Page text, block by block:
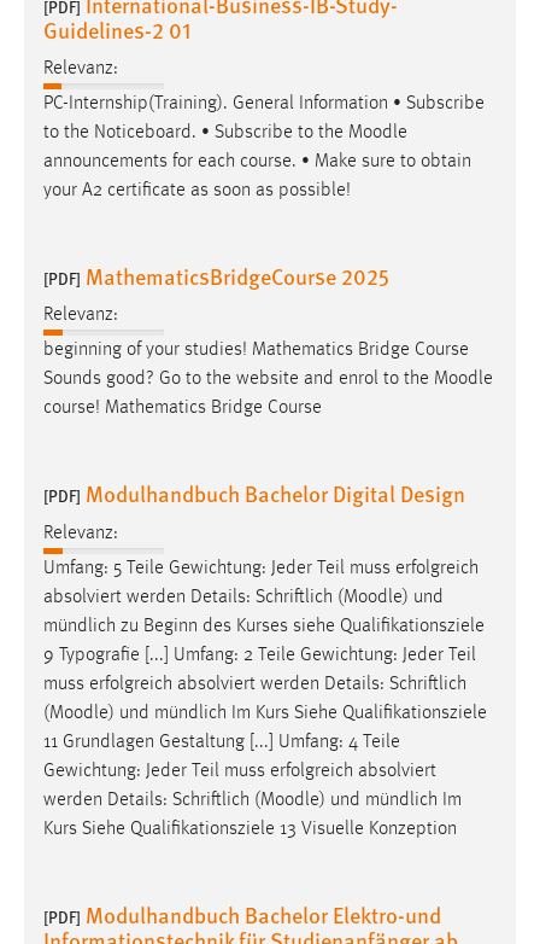
[PDF]
Guidelines-2 01
Relevanz:
PC-Internship(Training). General Information • Subscribe
to the Noticeboard. • Subscribe to the Moodle
announcements for each course. • Make sure to obtain
your A2 certificate as soon as possible!
[PDF] MathematicsBridgeCourse 2025
Relevanz:
beginning of your studies! Mathematics Bridge Course
Sounds good? Go to the website and enrol to the Moodle
course! Mathematics Bridge Course
[PDF] Modulhandbuch Bachelor Digital Design
Relevanz:
Umfang: 5 Teile Gewichtung: Jeder Teil muss erfolgreich
absolviert werden Details: Schriftlich (Moodle) und
mündlich zu Beginn des Kurses siehe Qualifikationsziele
9 Typografie [...] Umfang: 2 Teile Gewichtung: Jeder Teil
muss erfolgreich absolviert werden Details: Schriftlich
(Moodle) und mündlich Im Kurs Siehe Qualifikationsziele
11 Grundlagen Gestaltung [...] Umfang: 4 Teile
Gewichtung: Jeder Teil muss erfolgreich absolviert
werden Details: Schriftlich (Moodle) und mündlich Im
Kurs Siehe Qualifikationsziele 13 Visuelle Konzeption
[PDF] Modulhandbuch Bachelor Elektro-und
EXTERNE MEDIEN
Plattformen anzeigen zu können, werden von diesen
externen Medien Cookies gesetzt.
YouTube